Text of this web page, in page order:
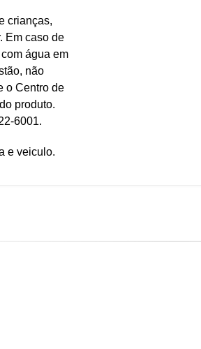
crianças,
Em caso de
água em
não
o Centro de
produto.
6001.
e veiculo.